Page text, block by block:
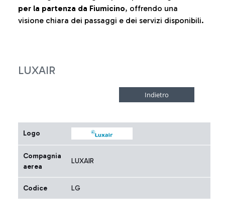
per la partenza da Fiumicino, offrendo una
visione chiara dei passaggi e dei servizi disponibili.
LUXAIR
Logo
Compagnia
aerea
LUXAIR
Codice LG